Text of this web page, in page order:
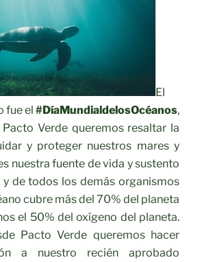
El
fue el#DíaMundialdelosOcéanos,
Verde queremos resaltar la
y proteger nuestros mares y
nuestra fuente de vida y sustento
de todos los demás organismos
cubre más del 70% del planeta
el 50% del oxígeno del planeta.
Pacto Verde queremos hacer
a nuestro recién aprobado